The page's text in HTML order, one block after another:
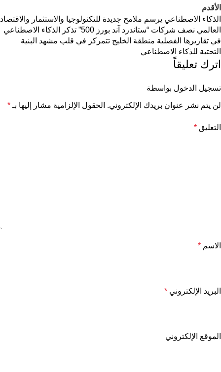
الأقدم
الذكاء الاصطناعي يرسم ملامح جديدة للتكنولوجيا والاستثمار والاقتصاد
العالمي نصف شركات “ستاندرد آند بورز 500” تذكر الذكاء الاصطناعي
في تقاريرها الفصلية منطقة الخليج تتمركز في قلب مشهد البنية
التحتية للذكاء الاصطناعي
اترك تعليقاً
تسجيل الدخول بواسطة
لن يتم نشر عنوان بريدك الإلكتروني. الحقول الإلزامية مشار إليها بـ *
التعليق *
الاسم *
البريد الإلكتروني *
الموقع الإلكتروني